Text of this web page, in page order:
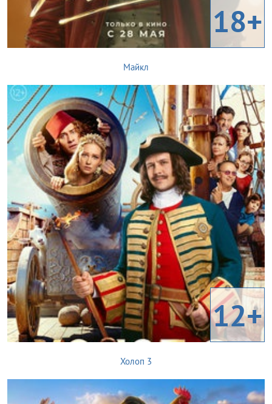
18+
Майкл
12+
Холоп 3